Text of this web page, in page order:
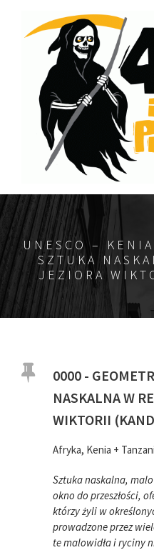
UNESCO –
SZTUKA
JEZIORA
0000 -
NASKALNA W
WIKTORII
Afryka, Kenia +
Sztuka naskalna,
okno do przeszłości,
którzy żyli w
prowadzone przez
te malowidła i ryciny